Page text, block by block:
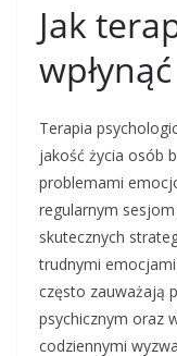
Jak
Terapia
jakość życia osób
problemami
regularnym
skutecznych
trudnymi
często zauważają
psychicznym oraz
codziennymi